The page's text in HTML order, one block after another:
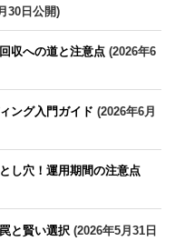
30日公開)
収への道と注意点 (2026年6
ング入門ガイド (2026年6月
し穴！運用期間の注意点
と賢い選択 (2026年5月31日